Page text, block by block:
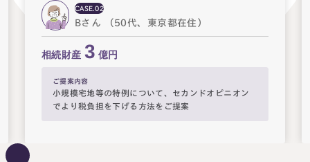
CASE.03
Cさん（50代、神奈川県在住）
相続財産10億円
ご提案内容
中小企業オーナーの父から多額の株式継承を受ける
にあたり、事業継続コンサルティグを実施